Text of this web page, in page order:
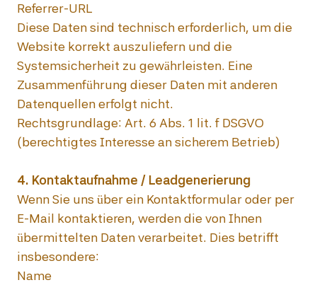
Referrer-URL
Diese Daten sind technisch erforderlich, um die
Website korrekt auszuliefern und die
Systemsicherheit zu gewährleisten. Eine
Zusammenführung dieser Daten mit anderen
Datenquellen erfolgt nicht.
Rechtsgrundlage: Art. 6 Abs. 1 lit. f DSGVO
(berechtigtes Interesse an sicherem Betrieb)
Wenn Sie uns über ein Kontaktformular oder per
E-Mail kontaktieren, werden die von Ihnen
übermittelten Daten verarbeitet. Dies betrifft
insbesondere:
Name